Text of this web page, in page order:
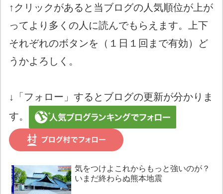
↑クリックがあると当ブログの人気順位が上が
ってより多くの人に読んでもらえます。上下
それぞれのボタンを（１日１回まで有効）ど
うかよろしく。
↓「フォロー」するとブログの更新が分かりま
す。
気をつけよこれからもっと強いのが？
いまだ終わらぬ熊本地震